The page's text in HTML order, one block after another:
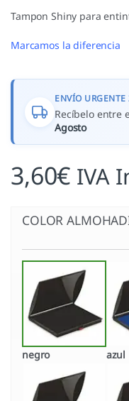
Tampon Shiny para
Marcamos la diferencia
ENVÍO
Recíbelo entre
Agosto
3,60€ IVA
COLOR
negro azul